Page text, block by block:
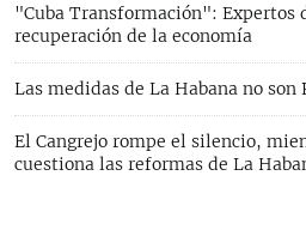
"Cuba Transformación": Expertos
recuperación de la economía
Las medidas de La Habana no
El Cangrejo rompe el silencio,
cuestiona las reformas de La